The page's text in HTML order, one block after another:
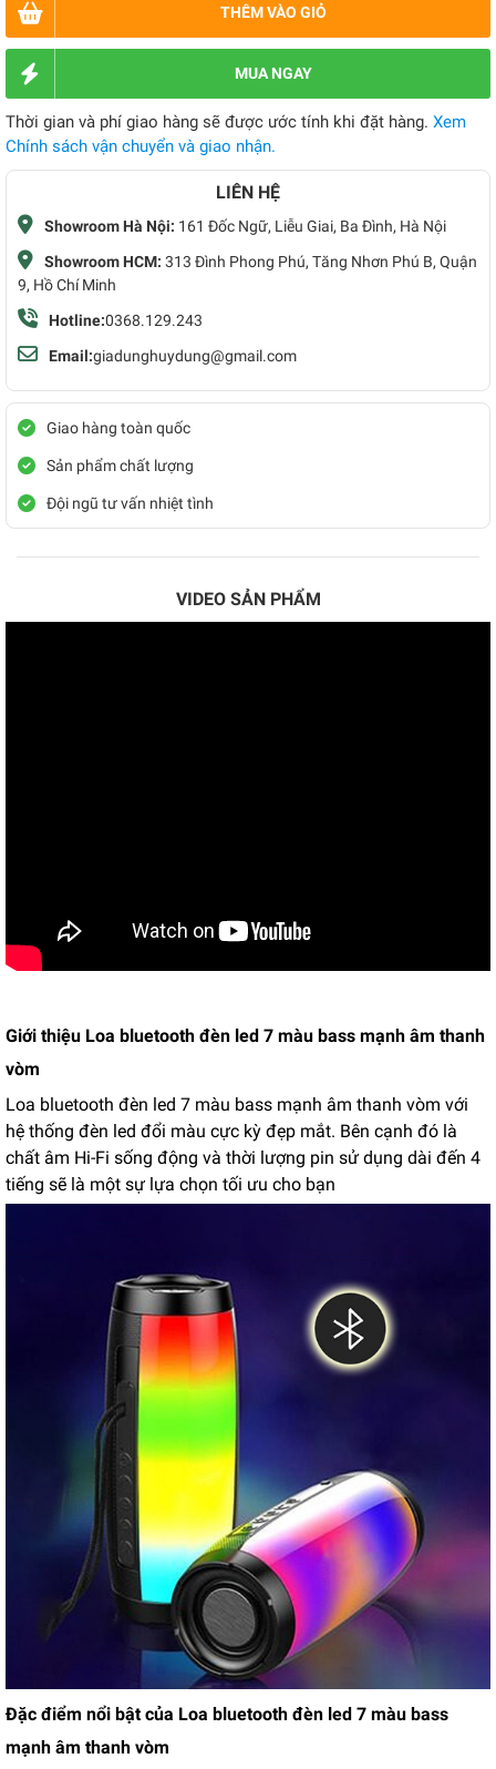
THÊM VÀO GIỎ
MUA NGAY
Thời gian và phí giao hàng sẽ được ước tính khi đặt hàng. Xem
Chính sách vận chuyển và giao nhận.
LIÊN HỆ
Showroom Hà Nội: 161 Đốc Ngữ, Liễu Giai, Ba Đình, Hà Nội
Showroom HCM: 313 Đình Phong Phú, Tăng Nhơn Phú B, Quận
9, Hồ Chí Minh
Hotline:0368.129.243
Email:giadunghuydung@gmail.com
Giao hàng toàn quốc
Sản phẩm chất lượng
Đội ngũ tư vấn nhiệt tình
VIDEO SẢN PHẨM
Giới thiệu Loa bluetooth đèn led 7 màu bass mạnh âm thanh
vòm
Loa bluetooth đèn led 7 màu bass mạnh âm thanh vòm với
hệ thống đèn led đổi màu cực kỳ đẹp mắt. Bên cạnh đó là
chất âm Hi-Fi sống động và thời lượng pin sử dụng dài đến 4
tiếng sẽ là một sự lựa chọn tối ưu cho bạn
Đặc điểm nổi bật của Loa bluetooth đèn led 7 màu bass
mạnh âm thanh vòm